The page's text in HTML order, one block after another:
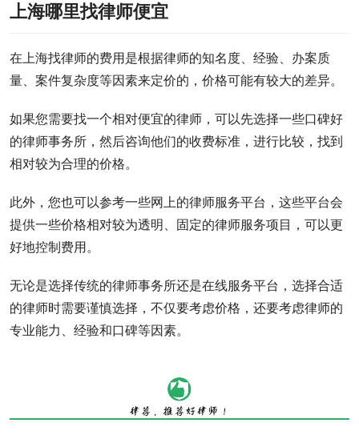
上海哪里找律师便宜
在上海找律师的费用是根据律师的知名度、经验、办案质
量、案件复杂度等因素来定价的，价格可能有较大的差异。
如果您需要找一个相对便宜的律师，可以先选择一些口碑好
的律师事务所，然后咨询他们的收费标准，进行比较，找到
相对较为合理的价格。
此外，您也可以参考一些网上的律师服务平台，这些平台会
提供一些价格相对较为透明、固定的律师服务项目，可以更
好地控制费用。
无论是选择传统的律师事务所还是在线服务平台，选择合适
的律师时需要谨慎选择，不仅要考虑价格，还要考虑律师的
专业能力、经验和口碑等因素。